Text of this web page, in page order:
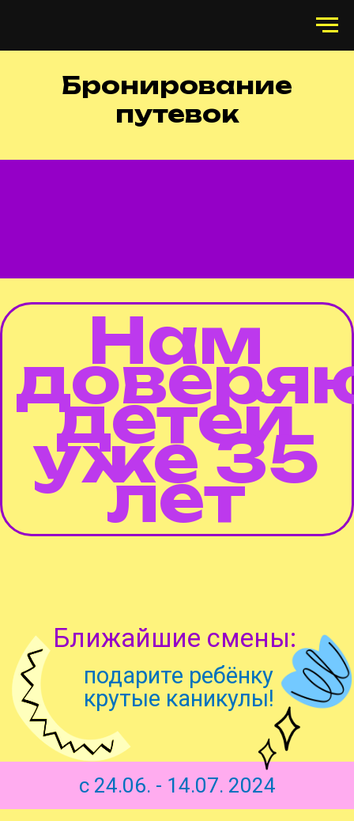
Бронирование
путевок
Нам
детей
уже 35
лет
Ближайшие смены:
подарите ребёнку
крутые каникулы!
с 24.06. - 14.07. 2024